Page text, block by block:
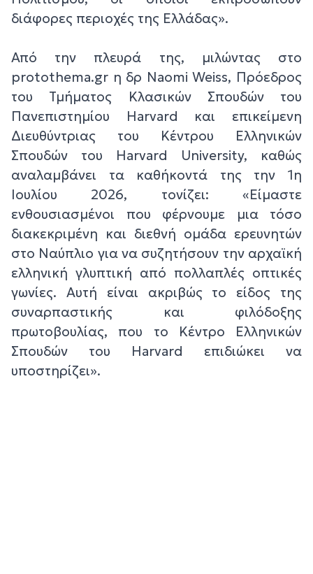
διάφορες περιοχές της Ελλάδας».
Από την πλευρά της, μιλώντας στο
protothema.gr η δρ Naomi Weiss, Πρόεδρος
του Τμήματος Κλασικών Σπουδών του
Πανεπιστημίου Harvard και επικείμενη
Διευθύντριας του Κέντρου Ελληνικών
Σπουδών του Harvard University, καθώς
αναλαμβάνει τα καθήκοντά της την 1η
Ιουλίου 2026, τονίζει: «Είμαστε
ενθουσιασμένοι που φέρνουμε μια τόσο
διακεκριμένη και διεθνή ομάδα ερευνητών
στο Ναύπλιο για να συζητήσουν την αρχαϊκή
ελληνική γλυπτική από πολλαπλές οπτικές
γωνίες. Αυτή είναι ακριβώς το είδος της
συναρπαστικής και φιλόδοξης
πρωτοβουλίας, που το Κέντρο Ελληνικών
Σπουδών του Harvard επιδιώκει να
υποστηρίζει».